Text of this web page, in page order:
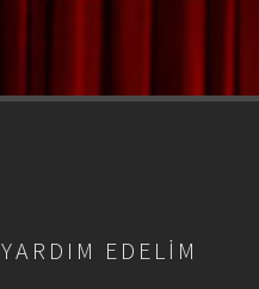
YARDIM EDELIM